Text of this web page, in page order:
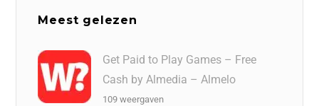
Meest gelezen
Get Paid to Play Games – Free
Cash by Almedia – Almelo
109 weergaven